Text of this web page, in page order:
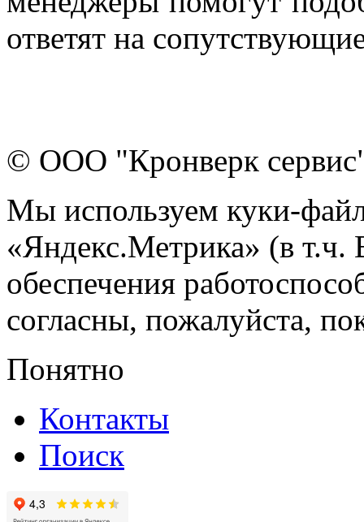
ответят на
© ООО "Кронверк
Мы используем куки-
«Яндекс.Метрика» (в т.ч.
обеспечения
согласны, пожалуйста,
Понятно
Контакты
Поиск